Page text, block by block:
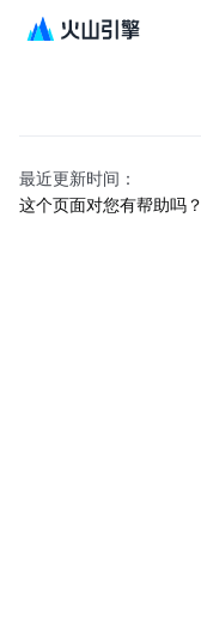
最近更新时间：
这个页面对您有帮助吗？